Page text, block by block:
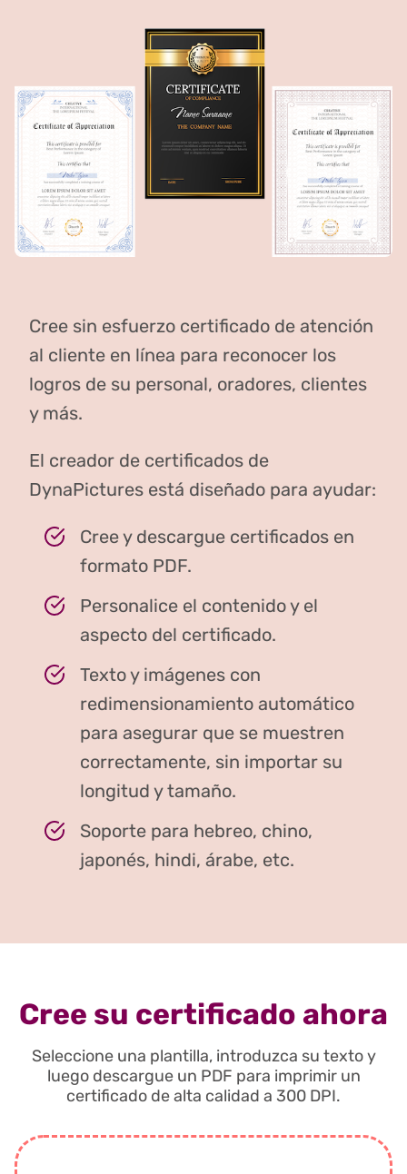
Cree sin esfuerzo certificado de atención
al cliente en línea para reconocer los
logros de su personal, oradores, clientes
y más.
El creador de certificados de
DynaPictures está diseñado para ayudar:
Cree y descargue certificados en
formato PDF.
Personalice el contenido y el
aspecto del certificado.
Texto y imágenes con
redimensionamiento automático
para asegurar que se muestren
correctamente, sin importar su
longitud y tamaño.
Soporte para hebreo, chino,
japonés, hindi, árabe, etc.
Cree su certificado ahora
Seleccione una plantilla, introduzca su texto y
luego descargue un PDF para imprimir un
certificado de alta calidad a 300 DPI.